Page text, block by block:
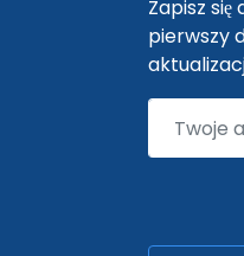
Zapisz
pierwszy